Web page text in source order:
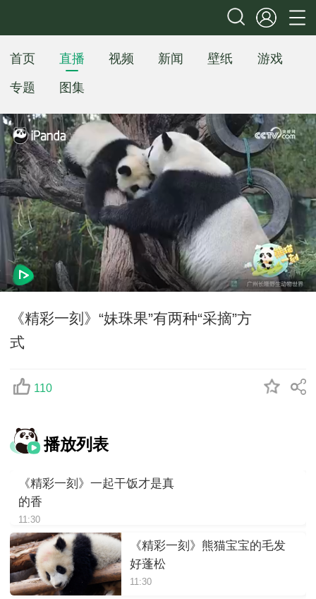
首页 直播 视频 新闻 壁纸
游戏
专题
图集
《精彩一刻》“妹珠果”有两种“采摘”方
式
110
播放列表
《精彩一刻》一起干饭才是真
的香
11:30
《精彩一刻》熊猫宝宝的毛发
好蓬松
11:30